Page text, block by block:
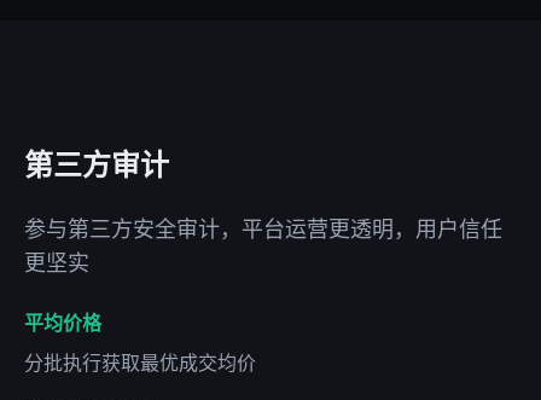
第三方审计
参与第三方安全审计，平台运营更透明，用户信任
更坚实
平均价格
分批执行获取最优成交均价